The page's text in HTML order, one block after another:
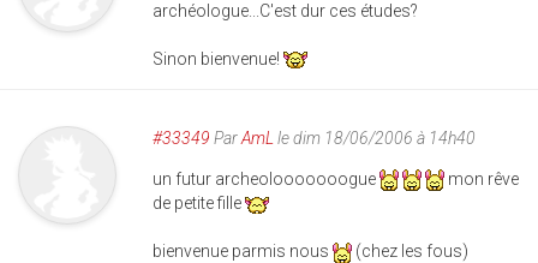
archéologue...C'est dur ces études?
Sinon bienvenue!
#33349 ParAmL le dim 18/06/2006 à 14h40
un futur archeolooooooogue
mon rêve
de petite fille
bienvenue parmis nous (chez les fous)